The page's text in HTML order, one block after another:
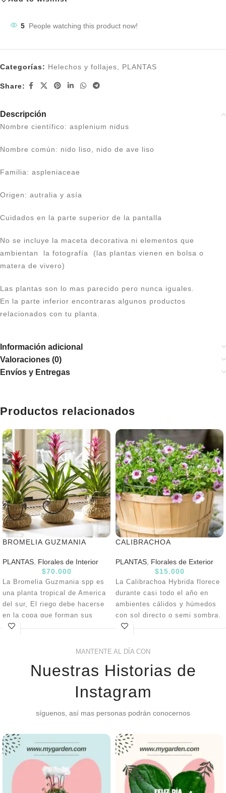
5 People watching this product now!
Categorías: Helechos y follajes PLANTAS
Share:
Descripción
Nombre científico: asplenium nidus
Nombre común: nido liso, nido de ave liso
Familia: aspleniaceae
Origen: autralia y asía
Cuidados en la parte superior de la pantalla
No se incluye la maceta decorativa ni elementos que
ambientan la fotografía (las plantas vienen en bolsa o
matera de vivero)
Las plantas son lo mas parecido pero nunca iguales.
En la parte inferior encontraras algunos productos
relacionados con tu planta.
Información adicional
Valoraciones (0)
Envíos y Entregas
Productos relacionados
BROMELIA GUZMANIA
PLANTAS Florales de Interior
$70.000
La Bromelia Guzmania spp es
una planta tropical de America
del sur, El riego debe hacerse
en la copa que forman sus
hojas y vaporizando
un poco el sustrato, necesita
directo. Sustrato de siembra a
arena. La reproducción por
la base de la planta, se
Maceta tejida esta agotada
CALIBRACHOA
PLANTAS Florales de Exterior
$15.000
La Calibrachoa Hybrida florece
durante casi todo el año en
ambientes cálidos y húmedos
con sol directo o semi sombra.
El riego se puede hacer cada 3
y en floración se debe abonar
líquidos, el mantenimiento se
marchitas.
MANTENTE AL DÍA CON
Nuestras Historias de
Instagram
síguenos, así mas personas podrán conocernos